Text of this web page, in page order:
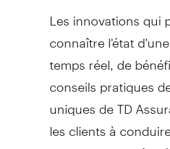
Les innovations qui
connaître l'état
temps réel, de
conseils pratiques
uniques de TD
les clients à